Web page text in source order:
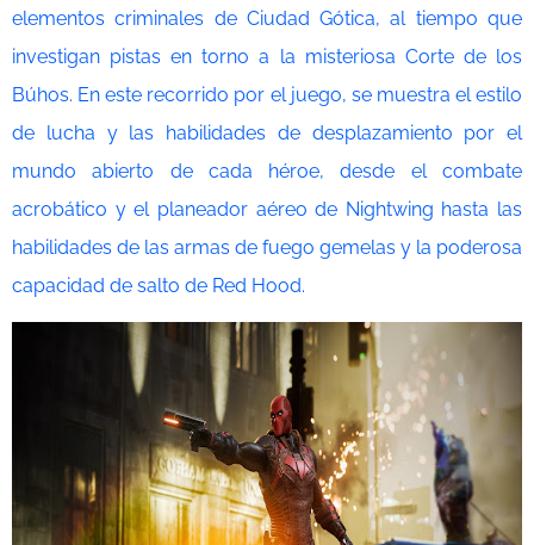
elementos criminales de Ciudad Gótica, al tiempo que
investigan pistas en torno a la misteriosa Corte de los
Búhos. En este recorrido por el juego, se muestra el estilo
de lucha y las habilidades de desplazamiento por el
mundo abierto de cada héroe, desde el combate
acrobático y el planeador aéreo de Nightwing hasta las
habilidades de las armas de fuego gemelas y la poderosa
capacidad de salto de Red Hood.